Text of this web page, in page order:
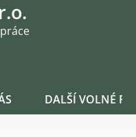
DALŠÍ VOLNÉ